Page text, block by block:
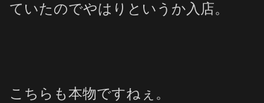
ていたのでやはりというか入店。
こちらも本物ですねぇ。